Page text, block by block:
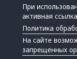
При
активная
Политика
На сайте
запрещенных